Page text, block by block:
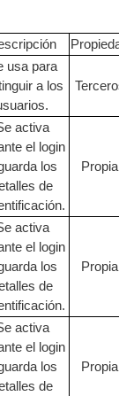
usa para
a los
activa
el login
los
de
Propia
activa
el login
los
de
Propia
activa
el login
los
de
Propia